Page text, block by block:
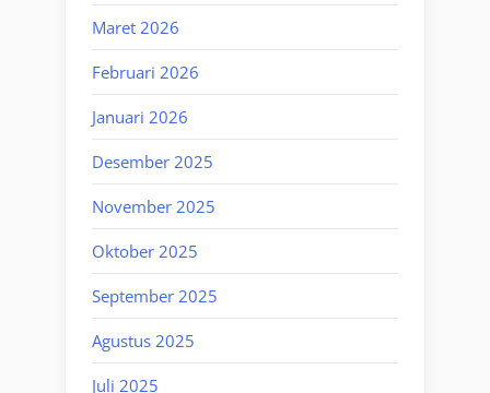
Maret 2026
Februari 2026
Januari 2026
Desember 2025
November 2025
Oktober 2025
September 2025
Agustus 2025
Juli 2025